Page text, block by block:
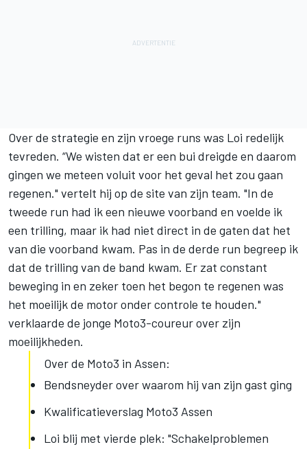
Over de strategie en zijn vroege runs was Loi redelijk
tevreden. “We wisten dat er een bui dreigde en daarom
gingen we meteen voluit voor het geval het zou gaan
regenen." vertelt hij op de site van zijn team. "In de
tweede run had ik een nieuwe voorband en voelde ik
een trilling, maar ik had niet direct in de gaten dat het
van die voorband kwam. Pas in de derde run begreep ik
dat de trilling van de band kwam. Er zat constant
beweging in en zeker toen het begon te regenen was
het moeilijk de motor onder controle te houden."
verklaarde de jonge Moto3-coureur over zijn
moeilijkheden.
Over de Moto3 in Assen:
Bendsneyder over waarom hij van zijn gast ging
Kwalificatieverslag Moto3 Assen
Loi blij met vierde plek: "Schakelproblemen